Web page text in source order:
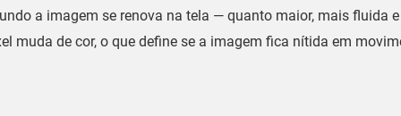
a imagem se renova na tela — quanto maior, mais fluida
muda de cor, o que define se a imagem fica nítida em